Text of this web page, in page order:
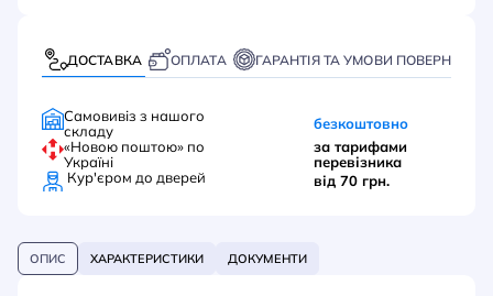
ДОСТАВКА ОПЛАТА ГАРАНТІЯ ТА УМОВИ ПОВЕРНЕННЯ
Самовивіз з нашого
складу
безкоштовно
«Новою поштою» по
Україні
за тарифами
перевізника
Кур'єром до дверей від 70 грн.
ОПИС ХАРАКТЕРИСТИКИ ДОКУМЕНТИ